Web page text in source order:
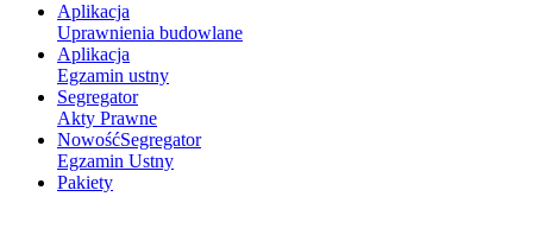
Aplikacja
Uprawnienia budowlane
Aplikacja
Egzamin ustny
Segregator
Akty Prawne
NowośćSegregator
Egzamin Ustny
Pakiety